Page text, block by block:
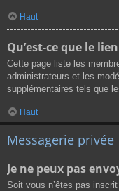
Haut
Qu’est-ce que le
Cette page liste les
administrateurs et les
supplémentaires tels que
Haut
Messagerie privée
Je ne peux pas
Soit vous n’êtes pas